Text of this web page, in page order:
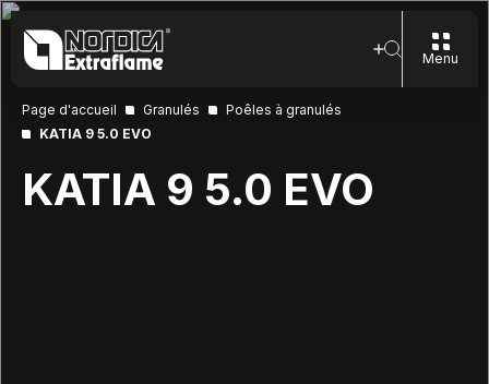
Menu
Page d'accueil Granulés
Poêles à granulés
KATIA 9 5.0 EVO
KATIA 9 5.0 EVO